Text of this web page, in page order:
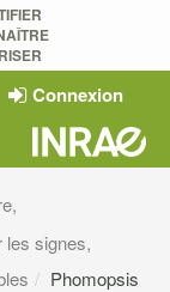
Connexion
les signes,
Phomopsis